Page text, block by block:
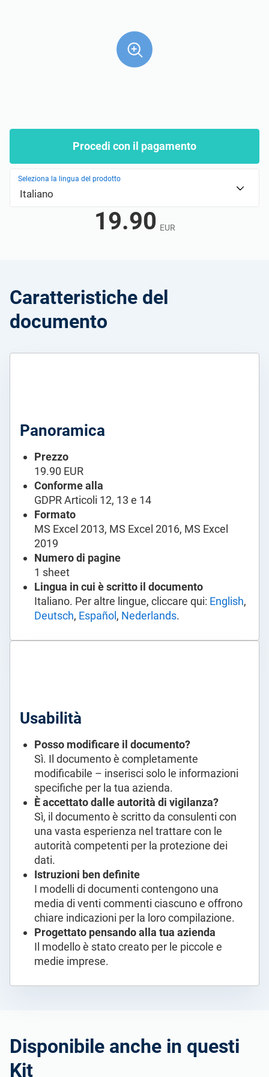
Laboratori
Seleziona la lingua del prodotto
Italiano
19.90 EUR
Procedi con il pagamento
Caratteristiche del
documento
Panoramica
Prezzo
19.90 EUR
Conforme alla
GDPR Articoli 12, 13 e 14
Formato
MS Excel 2013, MS Excel 2016, MS Excel
2019
Numero di pagine
1 sheet
Lingua in cui è scritto il documento
Italiano. Per altre lingue, cliccare qui: English,
Deutsch, Español , Nederlands.
Usabilità
Posso modificare il documento?
Sì. Il documento è completamente
modificabile – inserisci solo le informazioni
specifiche per la tua azienda.
È accettato dalle autorità di vigilanza?
Sì, il documento è scritto da consulenti con
una vasta esperienza nel trattare con le
autorità competenti per la protezione dei
dati.
Istruzioni ben definite
I modelli di documenti contengono una
media di venti commenti ciascuno e offrono
chiare indicazioni per la loro compilazione.
Progettato pensando alla tua azienda
Il modello è stato creato per le piccole e
medie imprese.
Disponibile anche in questi
Kit